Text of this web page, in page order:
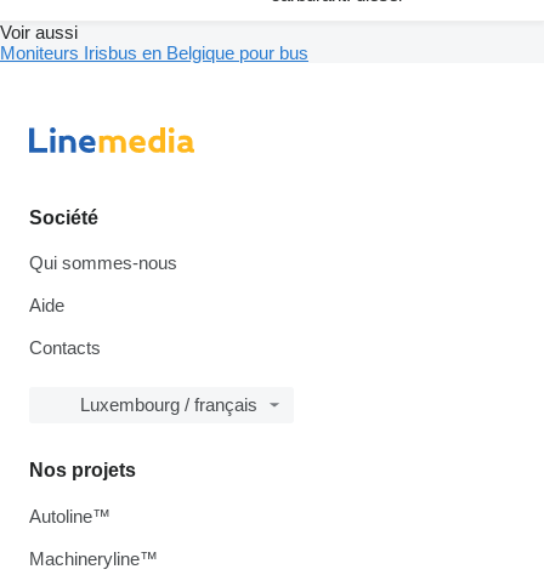
Voir aussi
Moniteurs Irisbus en Belgique pour bus
Société
Qui sommes-nous
Aide
Contacts
Luxembourg / français
Nos projets
Autoline™
Machineryline™